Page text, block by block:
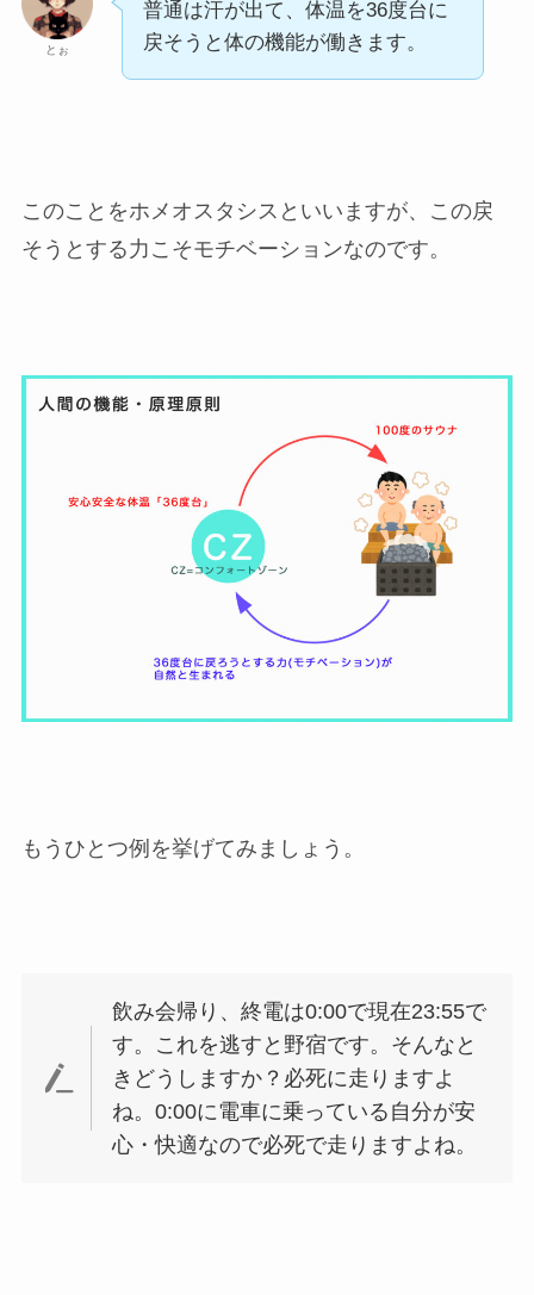
とぉ
普通は汗が出て、体温を36度台に
戻そうと体の機能が働きます。
このことをホメオスタシスといいますが、この戻
そうとする力こそモチベーションなのです。
もうひとつ例を挙げてみましょう。
飲み会帰り、終電は0:00で現在23:55で
す。これを逃すと野宿です。そんなと
きどうしますか？必死に走りますよ
ね。0:00に電車に乗っている自分が安
心・快適なので必死で走りますよね。